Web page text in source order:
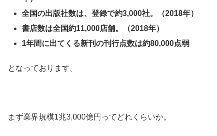
全国の出版社数は、登録で約3,000社。（2018年）
書店数は全国約11,000店舗。（2018年）
1年間に出てくる新刊の刊行点数は約80,000点弱
となっております。
まず業界規模1兆3,000億円ってどれくらいか。